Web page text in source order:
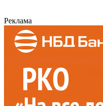
Реклама